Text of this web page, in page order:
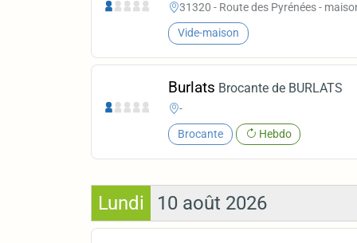
31320 - Route des Pyrénées -
Vide-maison
Burlats Brocante de BURLATS
-
Brocante Hebdo
Lundi 10 août 2026